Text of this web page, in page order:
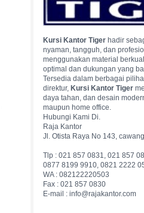
Kursi Kantor Tigerhadir
nyaman, tangguh, dan
menggunakan material
optimal dan dukungan yang
Tersedia dalam berbagai
direktur, Kursi Kantor Tiger
daya tahan, dan desain
maupun home office.
Hubungi Kami Di.
Raja Kantor
Jl. Otista Raya No 143,
Tlp : 021 857 0831, 021 857
0877 8199 9910, 0821 2222
WA : 082122220503
Fax : 021 857 0830
E-mail : info@rajakantor.com